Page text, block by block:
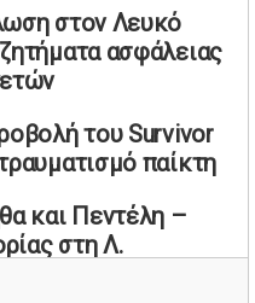
Διαβεβαιώσεις
τη γεωπολιτική
σε πολιτικούς
την
στον Λευκό
ασφάλειας
του Survivor
παίκτη
και Πεντέλη –
στη Λ.